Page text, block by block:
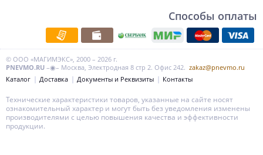
Способы оплаты
© ООО «МАГИМЭКС», 2000 – 2026 г.
PNEVMO.RU –◉– Москва, Электродная 8 стр 2. Офис 242. zakaz@pnevmo.ru
Каталог
Доставка Документы и Реквизиты Контакты
Технические характеристики товаров, указанные на сайте носят
ознакомительный характер и могут быть без уведомления изменены
производителями с целью повышения качества и эффективности
продукции.